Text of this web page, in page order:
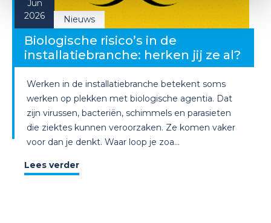
Jun
2026
Nieuws
Biologische risico’s in de
installatiebranche: herken jij ze al?
Werken in de installatiebranche betekent soms
werken op plekken met biologische agentia. Dat
zijn virussen, bacteriën, schimmels en parasieten
die ziektes kunnen veroorzaken. Ze komen vaker
voor dan je denkt. Waar loop je zoa...
Lees verder